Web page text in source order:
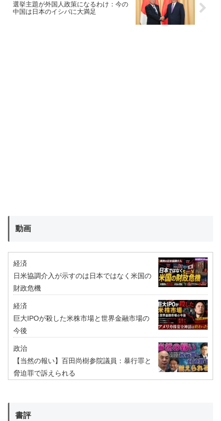
選挙主題が外国人政策になるわけ：今の
中国は日本のイシバに大満足
動画
経済
日米協調介入が示すのは日本ではなく米国の
財政危機
経済
巨大IPOが殺した米株市場と世界金融市場の
今後
政治
【当然の報い】百田尚樹参院議員：暴行罪と
脅迫罪で訴えられる
書評